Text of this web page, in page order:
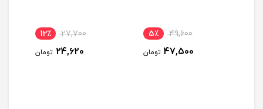
49,600 5٪
47,500 تومان
27,700 12٪
24,620 تومان